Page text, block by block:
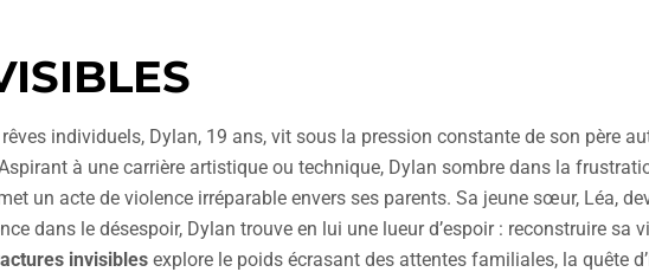
individuels, Dylan, 19 ans, vit sous la pression constante de son père
à une carrière artistique ou technique, Dylan sombre dans la
un acte de violence irréparable envers ses parents. Sa jeune sœur, Léa,
dans le désespoir, Dylan trouve en lui une lueur d’espoir : reconstruire sa
invisibles explore le poids écrasant des attentes familiales, la quête